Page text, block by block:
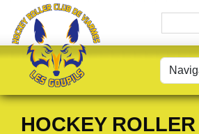
HOCKEY
Panneau de gestion des cookies